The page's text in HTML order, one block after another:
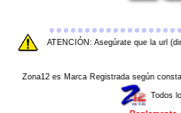
ATENCIÓN: Asegúrate que la url
Zona12 es Marca Registrada según
Todos